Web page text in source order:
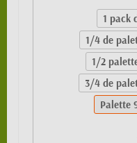
1 pack
1/4 de
1/2
3/4 de
Palette